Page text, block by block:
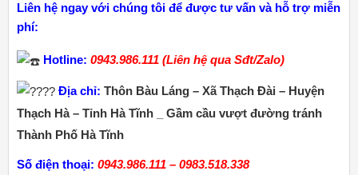
Liên hệ ngay với chúng tôi để được tư vấn và hỗ trợ miễn
phí:
Hotline: 0943.986.111 (Liên hệ qua Sđt/Zalo)
Địa chỉ: Thôn Bàu Láng – Xã Thạch Đài – Huyện
Thạch Hà – Tỉnh Hà Tĩnh _ Gầm cầu vượt đường tránh
Thành Phố Hà Tĩnh
Số điện thoại: 0943.986.111 – 0983.518.338